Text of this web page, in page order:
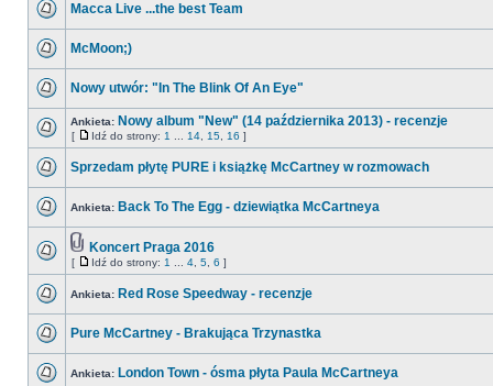
Macca Live ...the best Team
McMoon;)
Nowy utwór: "In The Blink Of An Eye"
Ankieta: Nowy album "New" (14 października 2013) - recenzje
[ Idź do strony: 1 14 15 16 ]
Sprzedam płytę PURE i książkę McCartney w rozmowach
Ankieta: Back To The Egg - dziewiątka McCartneya
Koncert Praga 2016
[ Idź do strony: 1 4 5 6 ]
Ankieta: Red Rose Speedway - recenzje
Pure McCartney - Brakująca Trzynastka
Ankieta: London Town - ósma płyta Paula McCartneya